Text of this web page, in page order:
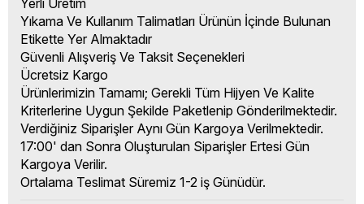
Yerli Üretim
Yıkama Ve Kullanım Talimatları Ürünün İçinde Bulunan
Etikette Yer Almaktadır
Güvenli Alışveriş Ve Taksit Seçenekleri
Ücretsiz Kargo
Ürünlerimizin Tamamı; Gerekli Tüm Hijyen Ve Kalite
Kriterlerine Uygun Şekilde Paketlenip Gönderilmektedir.
Verdiğiniz Siparişler Aynı Gün Kargoya Verilmektedir.
17:00' dan Sonra Oluşturulan Siparişler Ertesi Gün
Kargoya Verilir.
Ortalama Teslimat Süremiz 1-2 iş Günüdür.